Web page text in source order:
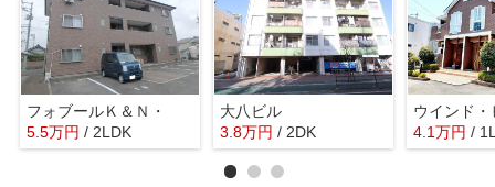
フォブールＫ＆Ｎ・
5.5万円 / 2LDK
大八ビル
3.8万円 / 2DK
ウインド
4.1万円 /